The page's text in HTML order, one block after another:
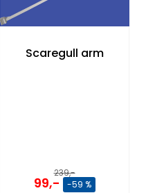
Scaregull arm
239,-
99,- -59 %